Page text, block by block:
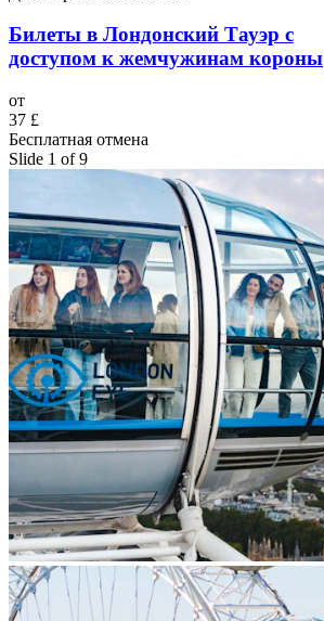
Билеты в Лондонский Тауэр с
доступом к жемчужинам короны
от
37 £
Бесплатная отмена
Slide 1 of 9